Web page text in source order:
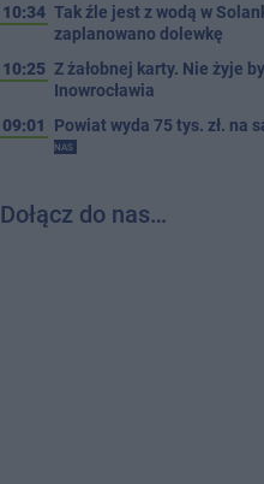
10:34 Tak źle jest z wodą w
zaplanowano dolewkę
10:25 Z żałobnej karty. Nie żyje
Inowrocławia
09:01
Powiat wyda 75 tys. zł. na
NAS
Dołącz do nas…